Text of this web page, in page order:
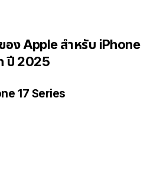
ง Apple สำหรับ iPhone
ปี 2025
17 Series